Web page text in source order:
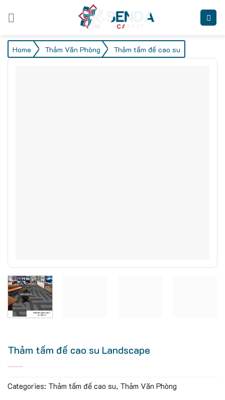
Home / Thảm Văn Phòng / Thảm tấm đế cao su
Thảm tấm đế cao su Landscape
Categories: Thảm tấm đế cao su, Thảm Văn Phòng